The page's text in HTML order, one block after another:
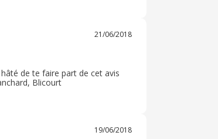
21/06/2018
de te faire part de cet avis
Blicourt
19/06/2018